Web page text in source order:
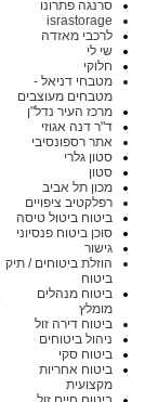
סרנגה פתרונו
israstorage
לרכבי מאזדה
שי לי
חלוקי
מטבחי דניאל -
מטבחים מעוצבים
מרכז העיר נדל"ן
ד"ר דנה אגוזי
אתר רספונסיבי
סטון גלרי
סטון
מכון תל אביב
רפלקטיב ציפויים
ביטוח ביטול טיסה
סוכן ביטוח פנסיוני
גישור
הוזלת ביטוחים / תיק
ביטוח
ביטוח מנהלים
מומלץ
ביטוח דירה זול
ניהול ביטוחים
ביטוח סקי
ביטוח אחריות
מקצועית